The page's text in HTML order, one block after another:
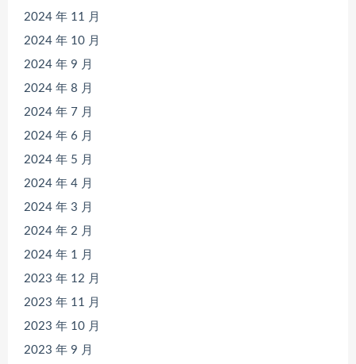
2024 年 11 月
2024 年 10 月
2024 年 9 月
2024 年 8 月
2024 年 7 月
2024 年 6 月
2024 年 5 月
2024 年 4 月
2024 年 3 月
2024 年 2 月
2024 年 1 月
2023 年 12 月
2023 年 11 月
2023 年 10 月
2023 年 9 月